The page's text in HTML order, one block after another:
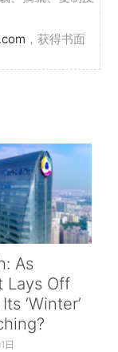
，获得书面
As
Lays Off
‘Winter’
日